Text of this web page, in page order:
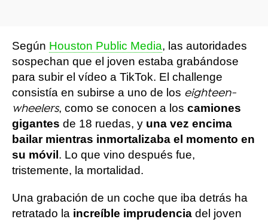
Según Houston Public Media, las autoridades
sospechan que el joven estaba grabándose
para subir el vídeo a TikTok. El challenge
consistía en subirse a uno de los eighteen-
wheelers, como se conocen a los camiones
gigantes de 18 ruedas, y una vez encima
bailar mientras inmortalizaba el momento en
su móvil . Lo que vino después fue,
tristemente, la mortalidad.
Una grabación de un coche que iba detrás ha
retratado la increíble imprudencia del joven